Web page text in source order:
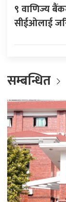
९ वाणिज्य
सीईओलाई
सम्बन्धित